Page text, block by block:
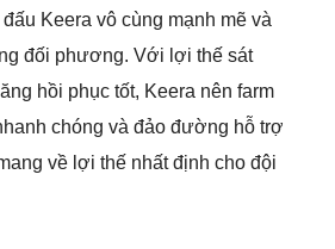
Keera vô cùng mạnh mẽ và
đối phương. Với lợi thế sát
hồi phục tốt, Keera nên farm
chóng và đảo đường hỗ trợ
về lợi thế nhất định cho đội